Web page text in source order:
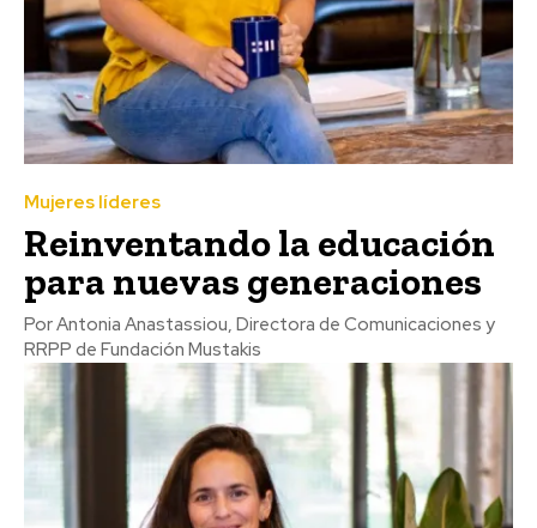
Mujeres líderes
Reinventando la educación
para nuevas generaciones
Por Antonia Anastassiou, Directora de Comunicaciones y
RRPP de Fundación Mustakis